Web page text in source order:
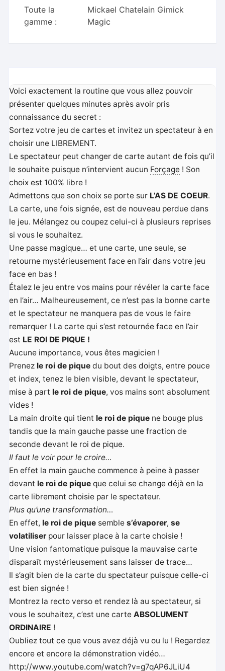
Toute la
gamme :
Mickael Chatelain Gimick
Magic
Voici exactement la routine que vous allez pouvoir
présenter quelques minutes après avoir pris
connaissance du secret :
Sortez votre jeu de cartes et invitez un spectateur à en
choisir une LIBREMENT.
Le spectateur peut changer de carte autant de fois qu’il
le souhaite puisque n’intervient aucun Forçage ! Son
choix est 100% libre !
Admettons que son choix se porte sur L’AS DE COEUR.
La carte, une fois signée, est de nouveau perdue dans
le jeu. Mélangez ou coupez celui-ci à plusieurs reprises
si vous le souhaitez.
Une passe magique… et une carte, une seule, se
retourne mystérieusement face en l’air dans votre jeu
face en bas !
Étalez le jeu entre vos mains pour révéler la carte face
en l’air… Malheureusement, ce n’est pas la bonne carte
et le spectateur ne manquera pas de vous le faire
remarquer ! La carte qui s’est retournée face en l’air
est LE ROI DE PIQUE !
Aucune importance, vous êtes magicien !
Prenez le roi de pique du bout des doigts, entre pouce
et index, tenez le bien visible, devant le spectateur,
mise à part le roi de pique, vos mains sont absolument
vides !
La main droite qui tient le roi de pique ne bouge plus
tandis que la main gauche passe une fraction de
seconde devant le roi de pique.
Il faut le voir pour le croire…
En effet la main gauche commence à peine à passer
devant le roi de pique que celui se change déjà en la
carte librement choisie par le spectateur.
Plus qu’une transformation…
En effet, le roi de pique sembles’évaporer,se
volatiliser pour laisser place à la carte choisie !
Une vision fantomatique puisque la mauvaise carte
disparaît mystérieusement sans laisser de trace…
Il s’agit bien de la carte du spectateur puisque celle-ci
est bien signée !
Montrez la recto verso et rendez là au spectateur, si
vous le souhaitez, c’est une carteABSOLUMENT
ORDINAIRE !
Oubliez tout ce que vous avez déjà vu ou lu ! Regardez
encore et encore la démonstration vidéo…
http://www.youtube.com/watch?v=g7qAP6JLiU4